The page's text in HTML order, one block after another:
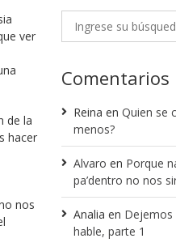
ver
de la
hacer
nos
Comentarios
Reina en Quien se
menos?
Alvaro en Porque
pa’dentro no nos
Analia en Dejemos
hable, parte 1